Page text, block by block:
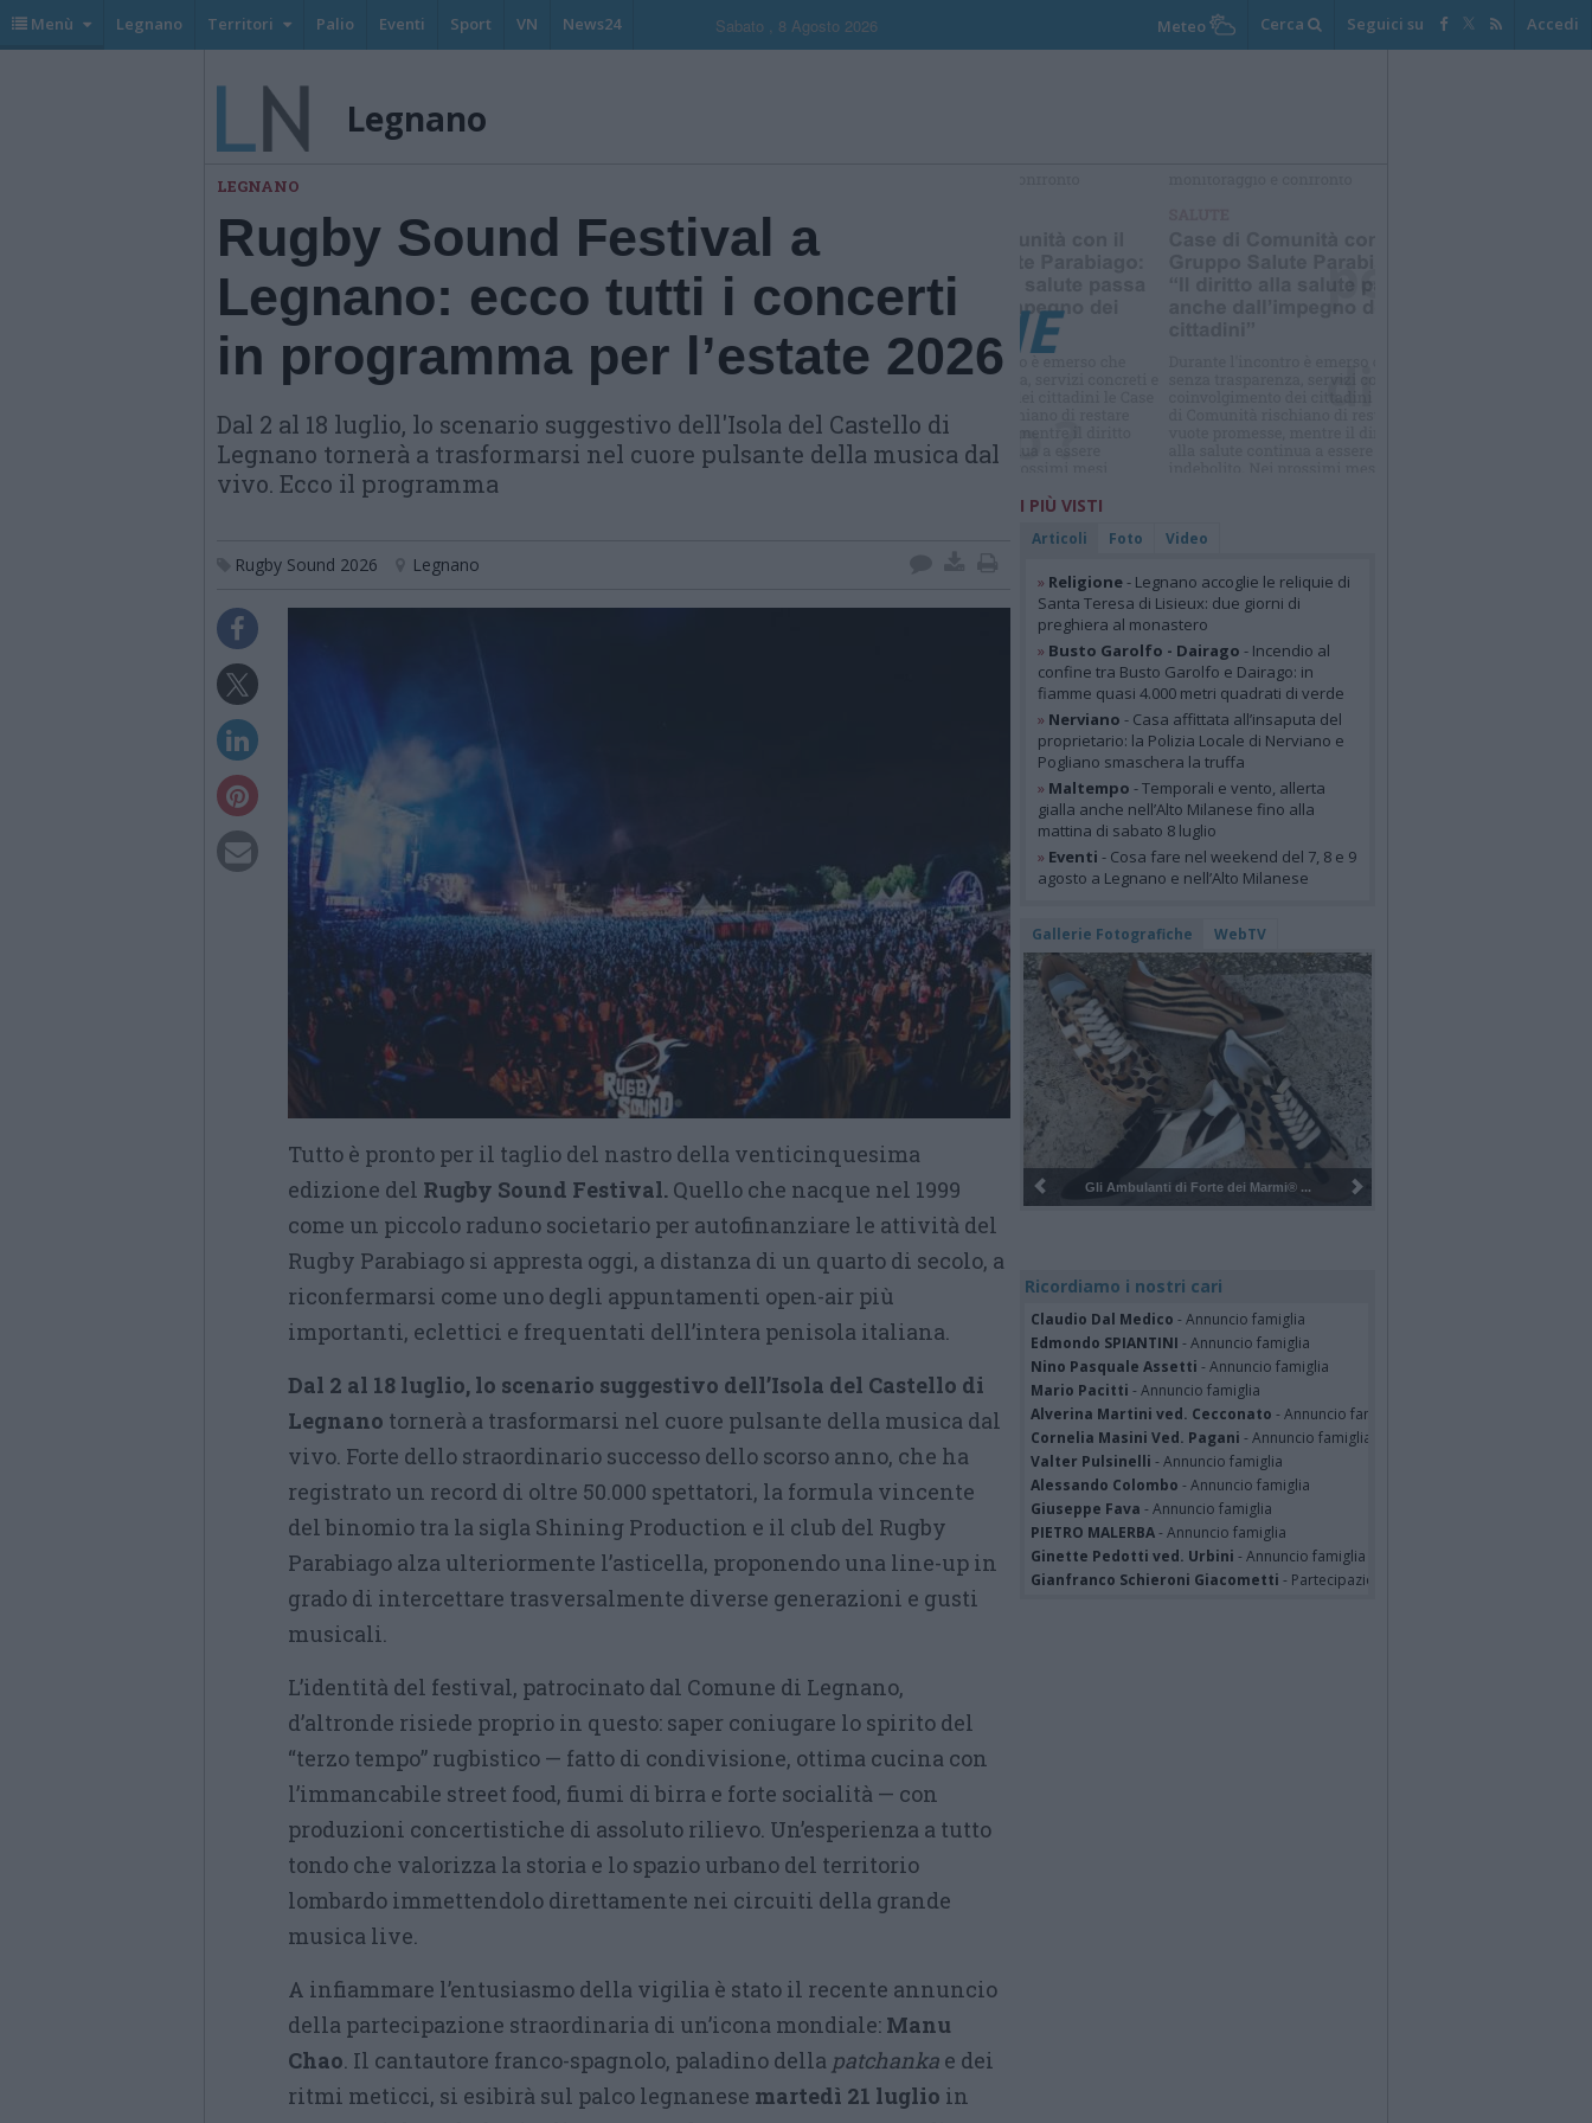
Menù Legnano Territori Palio Eventi Sport VN News24 Sabato , 8 Agosto 2026 Meteo Cerca Seguici su Accedi
Legnano
LEGNANO
Rugby Sound Festival a
Legnano: ecco tutti i concerti
in programma per l’estate 2026
Dal 2 al 18 luglio, lo scenario suggestivo dell'Isola del Castello di
Legnano tornerà a trasformarsi nel cuore pulsante della musica dal
vivo. Ecco il programma
Rugby Sound 2026 Legnano
Tutto è pronto per il taglio del nastro della venticinquesima
edizione del Rugby Sound Festival. Quello che nacque nel 1999
come un piccolo raduno societario per autofinanziare le attività del
Rugby Parabiago si appresta oggi, a distanza di un quarto di secolo, a
riconfermarsi come uno degli appuntamenti open-air più
importanti, eclettici e frequentati dell’intera penisola italiana.
Dal 2 al 18 luglio, lo scenario suggestivo dell’Isola del Castello di
Legnano tornerà a trasformarsi nel cuore pulsante della musica dal
vivo. Forte dello straordinario successo dello scorso anno, che ha
registrato un record di oltre 50.000 spettatori, la formula vincente
del binomio tra la sigla Shining Production e il club del Rugby
Parabiago alza ulteriormente l’asticella, proponendo una line-up in
grado di intercettare trasversalmente diverse generazioni e gusti
musicali.
L’identità del festival, patrocinato dal Comune di Legnano,
d’altronde risiede proprio in questo: saper coniugare lo spirito del
“terzo tempo” rugbistico — fatto di condivisione, ottima cucina con
l’immancabile street food, fiumi di birra e forte socialità — con
produzioni concertistiche di assoluto rilievo. Un’esperienza a tutto
tondo che valorizza la storia e lo spazio urbano del territorio
lombardo immettendolo direttamente nei circuiti della grande
musica live.
A infiammare l’entusiasmo della vigilia è stato il recente annuncio
della partecipazione straordinaria di un’icona mondiale: Manu
Chao. Il cantautore franco-spagnolo, paladino della patchanka e dei
ritmi meticci, si esibirà sul palco legnanese martedì 21 luglio in
I PIÙ VISTI
Articoli Foto Video
» Religione- Legnano accoglie le reliquie di
Santa Teresa di Lisieux: due giorni di
preghiera al monastero
» Busto Garolfo - Dairago - Incendio al
confine tra Busto Garolfo e Dairago: in
fiamme quasi 4.000 metri quadrati di verde
» Nerviano - Casa affittata all’insaputa del
proprietario: la Polizia Locale di Nerviano e
Pogliano smaschera la truffa
» Maltempo - Temporali e vento, allerta
gialla anche nell’Alto Milanese fino alla
mattina di sabato 8 luglio
» Eventi - Cosa fare nel weekend del 7, 8 e 9
agosto a Legnano e nell’Alto Milanese
Gallerie Fotografiche WebTV
Pulizia del bosco del Rugareto a ...
Ricordiamo i nostri cari
Claudio Dal Medico - Annuncio famiglia
Edmondo SPIANTINI - Annuncio famiglia
Nino Pasquale Assetti - Annuncio famiglia
Mario Pacitti - Annuncio famiglia
Alverina Martini ved. Cecconato - Annuncio famiglia
Cornelia Masini Ved. Pagani - Annuncio famiglia
Valter Pulsinelli - Annuncio famiglia
Alessando Colombo - Annuncio famiglia
Giuseppe Fava - Annuncio famiglia
PIETRO MALERBA- Annuncio famiglia
Ginette Pedotti ved. Urbini - Annuncio famiglia
Gianfranco Schieroni Giacometti - Partecipazione